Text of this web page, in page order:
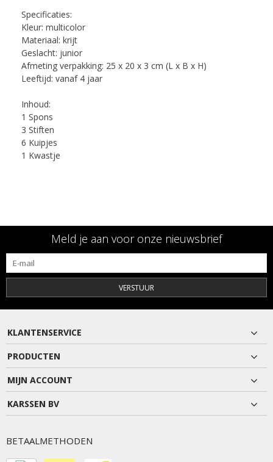
Specificaties:
Kleur: multicolor
Materiaal: krijt
Geslacht: junior
Afmeting verpakking: 25 x 20 x 3 cm (L x B x H)
Leeftijd: vanaf 4 jaar
Inhoud:
1 Spons
3 Stiften
6 Kuipjes
1 Kwastje
Meld je aan voor onze nieuwsbrief
VERSTUUR
KLANTENSERVICE
PRODUCTEN
MIJN ACCOUNT
KARSSEN BV
BETAALMETHODEN